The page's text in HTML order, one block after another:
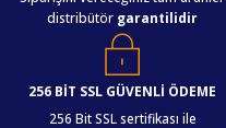
distribütör garantilidir
256 BİT SSL GÜVENLİ ÖDEME
256 Bit SSL sertifikası ile